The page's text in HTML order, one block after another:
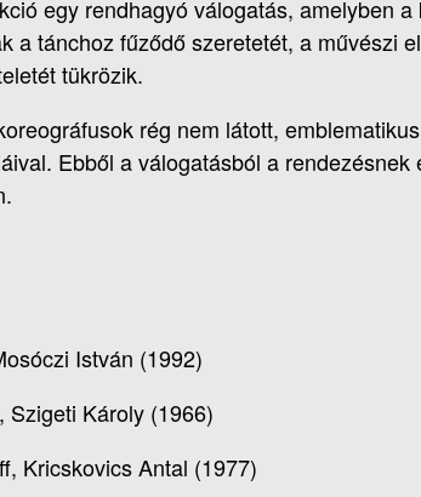
egy rendhagyó válogatás, amelyben
a tánchoz fűződő szeretetét, a művészi
tükrözik.
rég nem látott,
Ebből a válogatásból a
István (1992)
Szigeti Károly (1966)
Kricskovics Antal (1977)